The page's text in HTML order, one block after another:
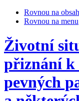
Rovnou na obsah
Rovnou na menu
Životní
přiznání k
pevných